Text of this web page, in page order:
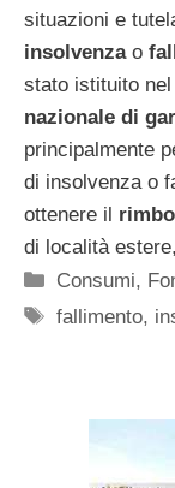
situazioni e
insolvenzao
stato istituito
nazionale di
principalmente
di insolvenza o
ottenere il
di località
Categorie
Consumi,
Tag
fallimento,